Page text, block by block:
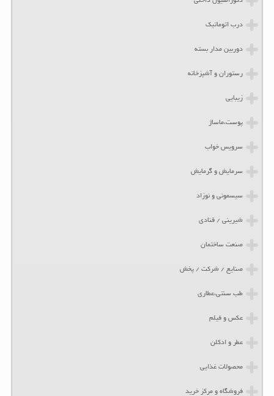
درب اتوماتیک
دوربین مدار بسته
رستوران و آشپزخانه
زیبایی
پوست،ماساژ
سرویس خواب
سرمایش و گرمایش
سیسمونی و نوزاد
شیرینی / قنادی
صنعت ساختمان
صنایع / شرکت / پخش
طب سنتی،عطاری
عکس و فیلم
عطر و ادکلن
محصولات غذایی
فروشگاه و مرکز خرید